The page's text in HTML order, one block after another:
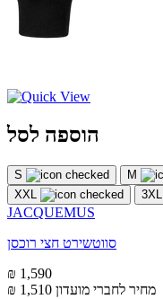
הוספה לסל
S M
XXL
3XL
JACQUEMUS
סווטשירט חצי רוכסן
₪ 1,590
₪ 1,510 מחיר לחברי מועדון